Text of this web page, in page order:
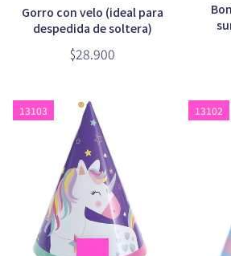
Gorro con velo (ideal para
despedida de soltera)
$28.900
13103 13102